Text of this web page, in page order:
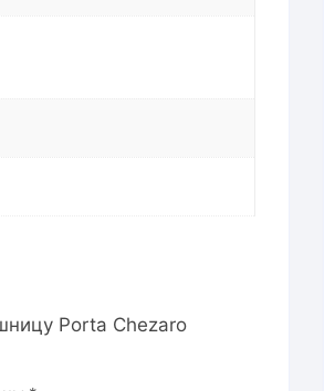
Porta Chezaro